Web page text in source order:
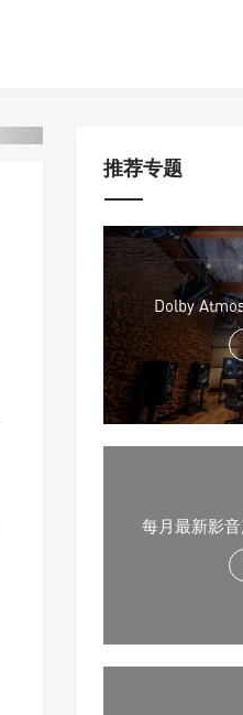
推荐专题
Dolby
每月最新影